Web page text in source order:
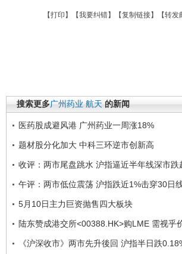
【打印 】【我要纠错】【复制链接】【转发
搜索更多广州药业 航天 的新闻
医药股成避风港 广州药业一周涨18%
题材股分化加大 中科三环逆市创新高
收评：两市尾盘跳水 沪指逼近半年线深市跌
午评：两市低位震荡 沪指跌近1%击穿30日
5月10日主力巨资抛售四大板块
陆东赞成港交所<00388.HK>购LME 需视乎
《沪深收市》两市先升後回 沪指半日跌